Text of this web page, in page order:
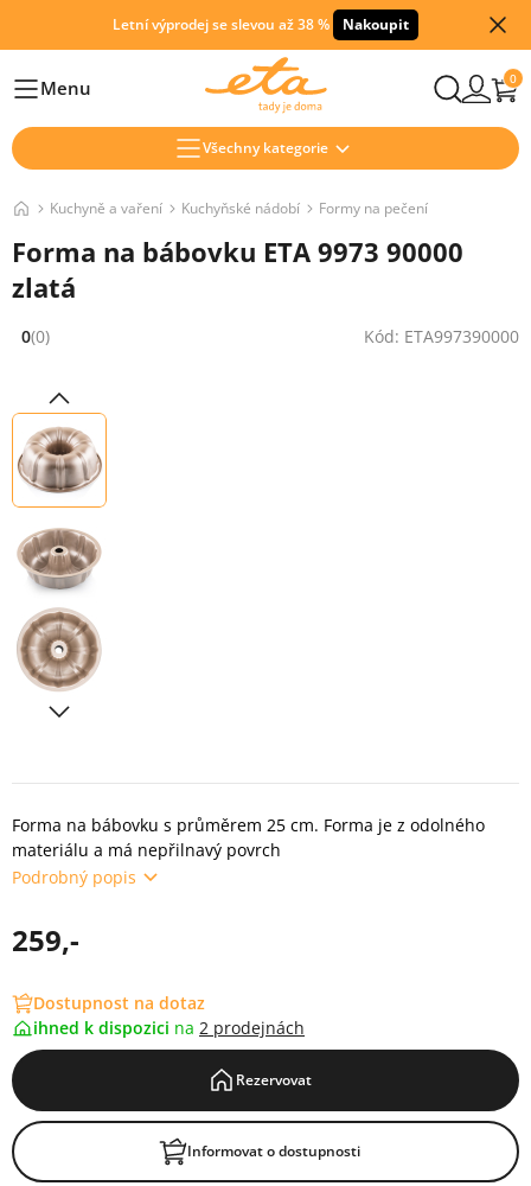
Letní výprodej se slevou až 38 % Nakoupit
HlavníMenu 0
Všechny kategorie
Kuchyně a vaření Kuchyňské nádobí Formy na pečení
Forma na bábovku ETA 9973 90000
zlatá
Hodnocení: 0 z 5 (0 recenzí)
0(0) Kód: ETA997390000
Forma na bábovku s průměrem 25 cm. Forma je z odolného
materiálu a má nepřilnavý povrch
Podrobný popis
259,-
Dostupnost na dotaz
ihned k dispozici na 2 prodejnách
Rezervovat
Informovat o dostupnosti